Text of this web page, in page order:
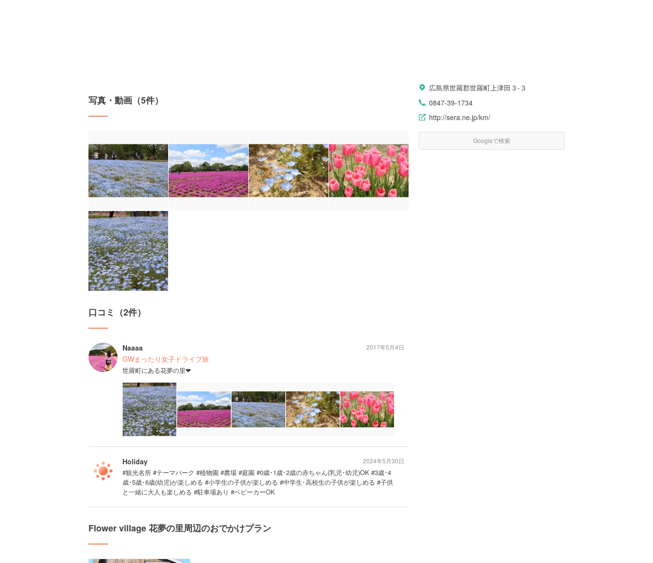
写真・動画（5件）
口コミ（2件）
Naaaa
GWまったり女子ドライブ旅
世羅町にある花夢の里❤︎
2017年5月4日
Holiday
#観光名所 #テーマパーク #植物園 #農場 #庭園 #0歳･1歳･2歳の赤ちゃん(乳児･幼児)OK #3歳･4
歳･5歳･6歳(幼児)が楽しめる #小学生の子供が楽しめる #中学生･高校生の子供が楽しめる #子供
と一緒に大人も楽しめる #駐車場あり #ベビーカーOK
2024年5月30日
Flower village 花夢の里周辺のおでかけプラン
広島県世羅郡世羅町上津田３-３
0847-39-1734
http://sera.ne.jp/km/
Googleで検索